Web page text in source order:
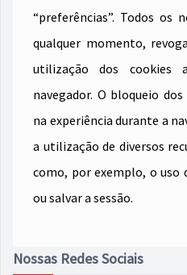
“preferências”. Todos os
qualquer momento,
utilização dos cookies
navegador. O bloqueio
na experiência durante a
a utilização de diversos
como, por exemplo, o uso
ou salvar a sessão.
Nossas Redes Sociais